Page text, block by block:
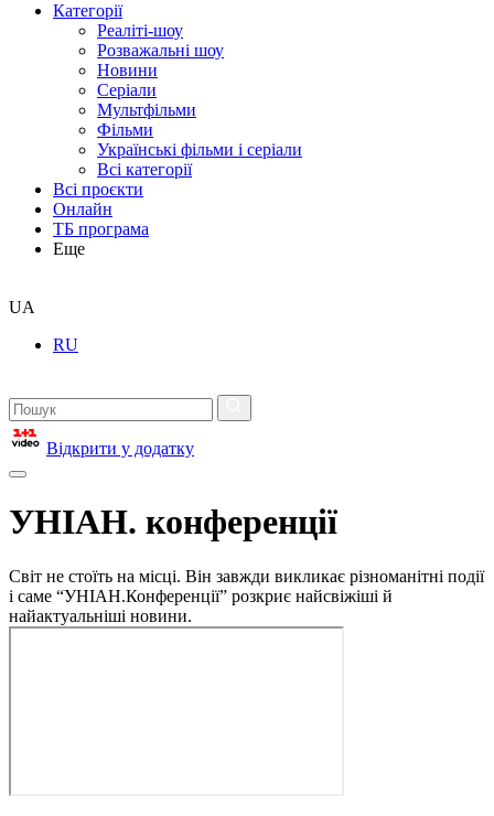
Категорії
Реаліті-шоу
Розважальні шоу
Новини
Серіали
Мультфільми
Фільми
Українські фільми і серіали
Всі категорії
Всі проєкти
Онлайн
ТБ програма
Еще
UA
RU
Відкрити у додатку
УНІАН. конференції
Світ не стоїть на місці. Він завжди викликає різноманітні події
і саме “УНІАН.Конференції” розкриє найсвіжіші й
найактуальніші новини.